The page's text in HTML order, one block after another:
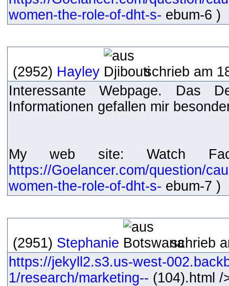
women-the-role-of-dht-s- ebum-6 )
(2952) Hayley
schrieb am
Interessante Webpage. Das
Informationen gefallen mir
My web site: Watch
https://Goelancer.com/question/
women-the-role-of-dht-s- ebum-7 )
(2951) Stephanie
schrieb
https://jekyll2.s3.us-west-
1/research/marketing-- (104).html